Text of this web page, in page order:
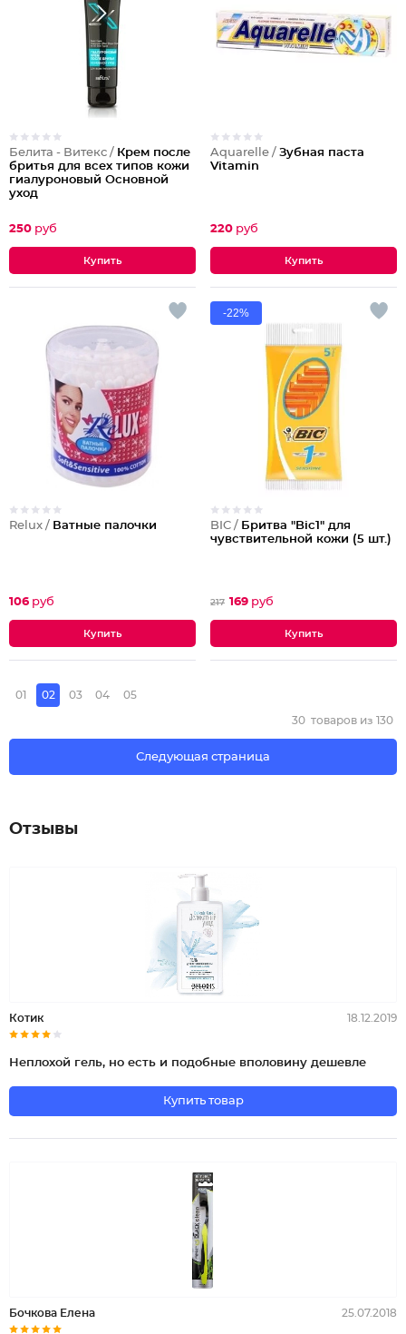
Белита - Витекс / Крем после
бритья для всех типов кожи
гиалуроновый Основной
уход
250 руб
Aquarelle / Зубная паста
Vitamin
220 руб
Relux / Ватные палочки
106 руб
-22%
BIC / Бритва "Bic1" для
чувствительной кожи (5 шт.)
217 169 руб
01 02 03 04 05
Следующая страница
30 товаров из 130
Отзывы
Котик 18.12.2019
Неплохой гель, но есть и подобные вполовину дешевле
Купить товар
Бочкова Елена 25.07.2018